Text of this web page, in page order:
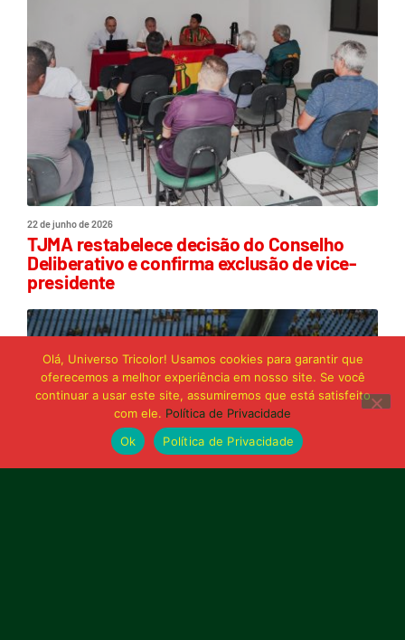
22 de junho de 2026
TJMA restabelece decisão do Conselho
Deliberativo e confirma exclusão de vice-
presidente
Olá, Universo Tricolor! Usamos cookies para garantir que
oferecemos a melhor experiência em nosso site. Se você
continuar a usar este site, assumiremos que está satisfeito
com ele. Política de Privacidade
Ok
Política de Privacidade